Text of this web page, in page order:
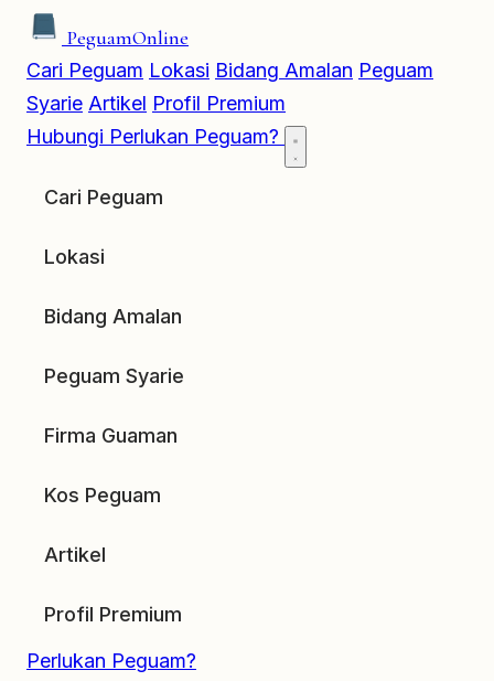
PeguamOnline
Cari Peguam Lokasi Bidang Amalan Peguam
Syarie Artikel Profil Premium
Hubungi Perlukan Peguam?
Cari Peguam
Lokasi
Bidang Amalan
Peguam Syarie
Firma Guaman
Kos Peguam
Artikel
Profil Premium
Perlukan Peguam?